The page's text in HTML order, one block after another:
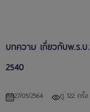
บทความ เกี่ยวกับพ.ร.
2540
27/05/2564 ดู 122 ครั้ง